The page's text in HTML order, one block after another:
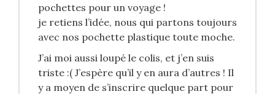
pochettes pour un voyage !
je retiens l’idée, nous qui partons toujours
avec nos pochette plastique toute moche.
J’ai moi aussi loupé le colis, et j’en suis
triste :( J’espère qu’il y en aura d’autres ! Il
y a moyen de s’inscrire quelque part pour